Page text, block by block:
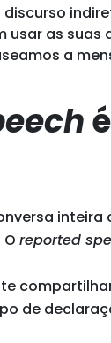
as suas
a
é
Oreported
de